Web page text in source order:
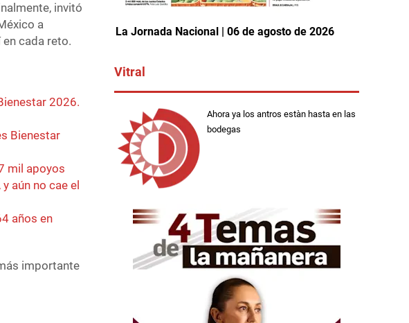
invitó
a
cada reto.
2026.
Bienestar
mil apoyos
aún no cae el
años en
importante
La Jornada Nacional | 06 de agosto de 2026
Vitral
Ahora ya los antros estàn hasta en las
bodegas